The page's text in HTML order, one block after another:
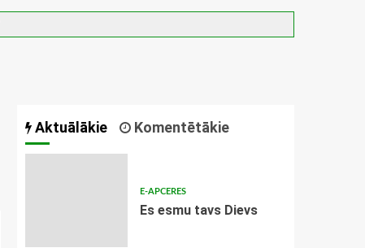
Aktuālākie Komentētākie
E-APCERES
Es esmu tavs Dievs